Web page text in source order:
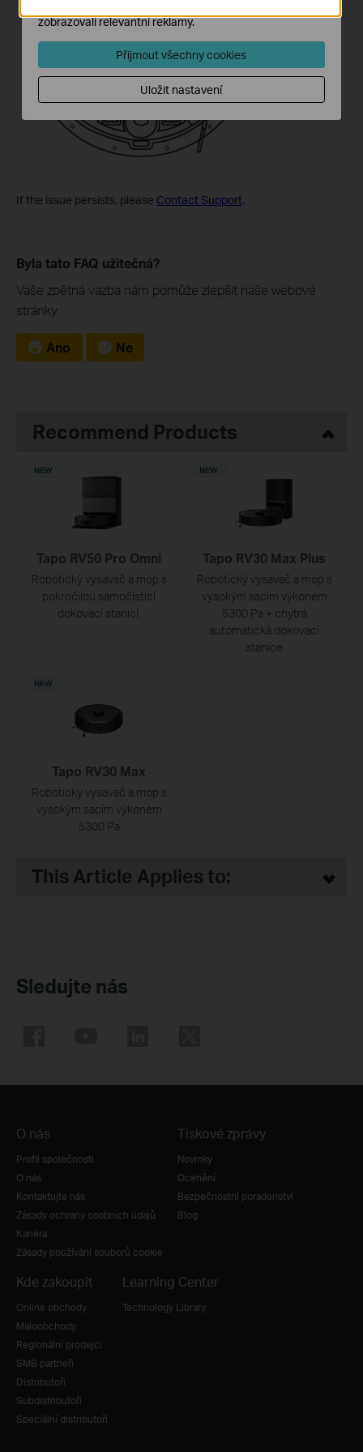
If the issue persists, please Contact Support.
Byla tato FAQ užitečná?
Vaše zpětná vazba nám pomůže zlepšit naše webové
stránky
Ano Ne
Recommend Products
Tapo RV50 Pro Omni
Robotický vysavač a mop s
pokročilou samočisticí
dokovací stanicí.
NEW
Tapo RV30 Max Plus
Robotický vysavač a mop s
vysokým sacím výkonem
5300 Pa + chytrá
automatická dokovací
stanice
NEW
Tapo RV30 Max
Robotický vysavač a mop s
vysokým sacím výkonem
5300 Pa
NEW
This Article Applies to:
Sledujte nás
O nás
Profil společnosti
O nás
Kontaktujte nás
Zásady ochrany osobních údajů
Kariéra
Zásady používání souborů cookie
Tiskové zprávy
Novinky
Ocenění
Bezpečnostní poradenství
Blog
Kde zakoupit
Online obchody
Maloobchody
Regionální prodejci
SMB partneři
Distributoři
Subdistributoři
Speciální distributoři
Learning Center
Technology Library
zobrazovali relevantní reklamy.
Přijmout všechny cookies
Uložit nastavení